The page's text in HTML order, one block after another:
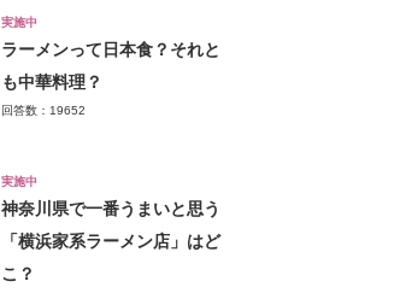
実施中
ラーメンって日本食？それと
も中華料理？
回答数：19652
実施中
神奈川県で一番うまいと思う
「横浜家系ラーメン店」はど
こ？